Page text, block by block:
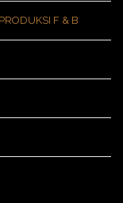
F & B